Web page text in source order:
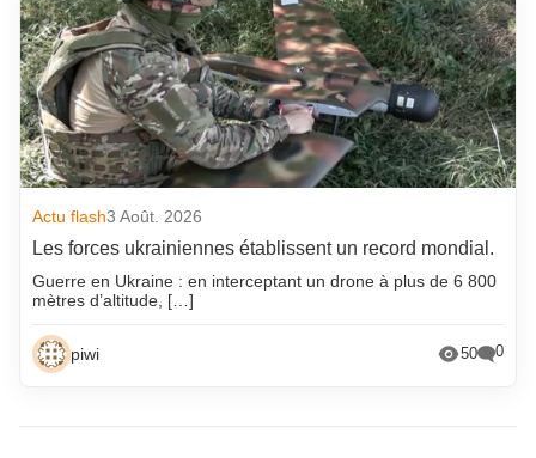
Actu flash3 Août. 2026
Les forces ukrainiennes établissent un record mondial.
Guerre en Ukraine : en interceptant un drone à plus de 6 800
mètres d’altitude, […]
piwi 50 0